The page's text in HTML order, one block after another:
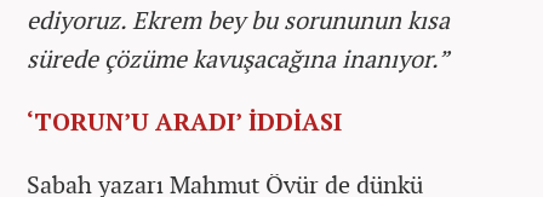
ediyoruz. Ekrem bey bu sorununun kısa
sürede çözüme kavuşacağına inanıyor.”
‘TORUN’U ARADI’ İDDİASI
Sabah yazarı Mahmut Övür de dünkü